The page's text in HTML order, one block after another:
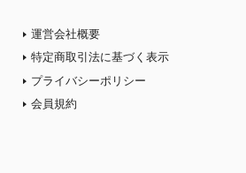
運営会社概要
特定商取引法に基づく表示
プライバシーポリシー
会員規約